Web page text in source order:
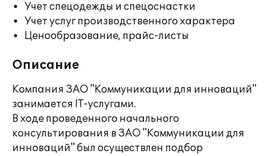
Учет спецодежды и спецоснастки
Учет услуг производственного характера
Ценообразование, прайс-листы
Описание
Компания ЗАО "Коммуникации для инноваций"
занимается IT-услугами.
В ходе проведенного начального
консультирования в ЗАО "Коммуникации для
инноваций" был осуществлен подбор